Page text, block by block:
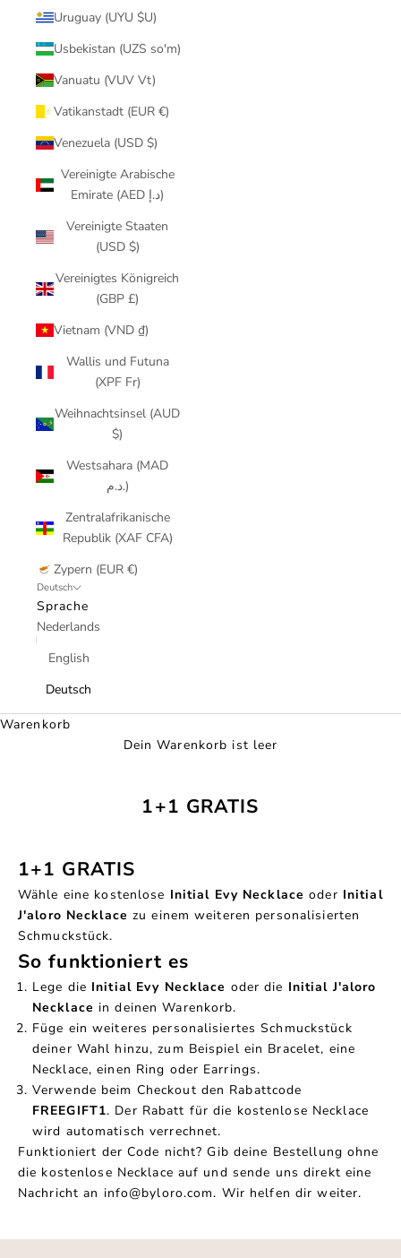
Uruguay (UYU $U)
Usbekistan (UZS so'm)
Vanuatu (VUV Vt)
Vatikanstadt (EUR €)
Venezuela (USD $)
Vereinigte Arabische
Emirate (AED د.إ)
Vereinigte Staaten
(USD $)
Vereinigtes Königreich
(GBP £)
Vietnam (VND ₫)
Wallis und Futuna
(XPF Fr)
Weihnachtsinsel (AUD
$)
Westsahara (MAD
د.م.)
Zentralafrikanische
Republik (XAF CFA)
Zypern (EUR €)
Deutsch
Sprache
Nederlands
English
Deutsch
Warenkorb
Dein Warenkorb ist leer
1+1 GRATIS
1+1 GRATIS
Wähle eine kostenlose Initial Evy Necklace oder Initial
J'aloro Necklace zu einem weiteren personalisierten
Schmuckstück.
So funktioniert es
Lege die Initial Evy Necklace oder die Initial J'aloro
Necklace in deinen Warenkorb.
Füge ein weiteres personalisiertes Schmuckstück
deiner Wahl hinzu, zum Beispiel ein Bracelet, eine
Necklace, einen Ring oder Earrings.
Verwende beim Checkout den Rabattcode
FREEGIFT1. Der Rabatt für die kostenlose Necklace
wird automatisch verrechnet.
Funktioniert der Code nicht? Gib deine Bestellung ohne
die kostenlose Necklace auf und sende uns direkt eine
Nachricht an info@byloro.com. Wir helfen dir weiter.